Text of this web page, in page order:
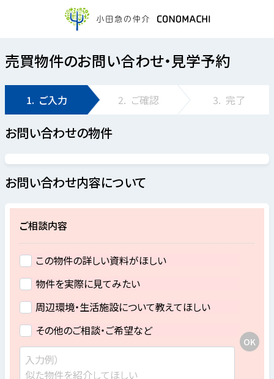
売買物件のお問い合わせ・見学予約
1. ご入力 2. ご確認 3. 完了
お問い合わせの物件
お問い合わせ内容について
ご相談内容
この物件の詳しい資料がほしい
物件を実際に見てみたい
周辺環境・生活施設について教えてほしい
その他のご相談・ご希望など